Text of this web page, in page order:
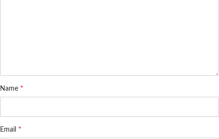
Name *
Email *